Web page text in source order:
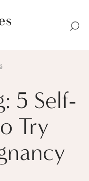
5 Self-
Try